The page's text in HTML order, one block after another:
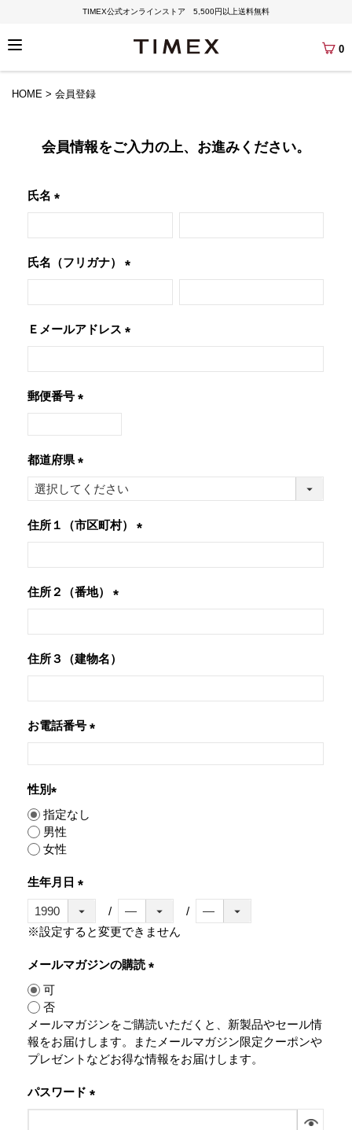
TIMEX公式オンラインストア 5,500円以上送料無料
0
HOME 会員登録
会員情報をご入力の上、お進みください。
氏名
(必
須)
氏名（フリガナ）
(必
須)
Ｅメールアドレス
(必
須)
郵便番号
(必
須)
都道府県
(必
須)
住所１（市区町村）
(必
須)
住所２（番地）
(必
須)
住所３（建物名）
お電話番号
(必
須)
性別
(必
須)
指定なし
男性
女性
生年月日
須)
※設定すると変更できません
メールマガジンの購読
可
否
メールマガジンをご購読いただくと、新製品やセール情
報をお届けします。またメールマガジン限定クーポンや
プレゼントなどお得な情報をお届けします。
パスワード
(必